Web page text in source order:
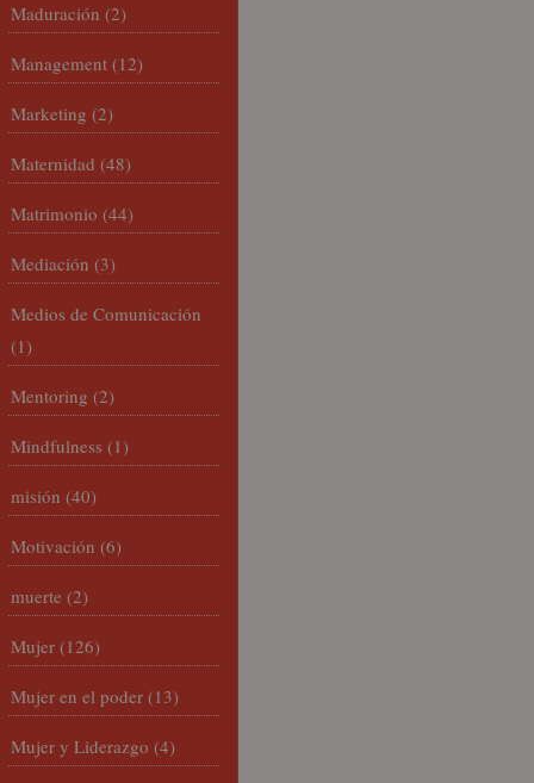
Maduración (2)
Management (12)
Marketing (2)
Maternidad (48)
Matrimonio (44)
Mediación (3)
Medios de Comunicación
(1)
Mentoring (2)
Mindfulness (1)
misión (40)
Motivación (6)
muerte (2)
Mujer (126)
Mujer en el poder (13)
Mujer y Liderazgo (4)